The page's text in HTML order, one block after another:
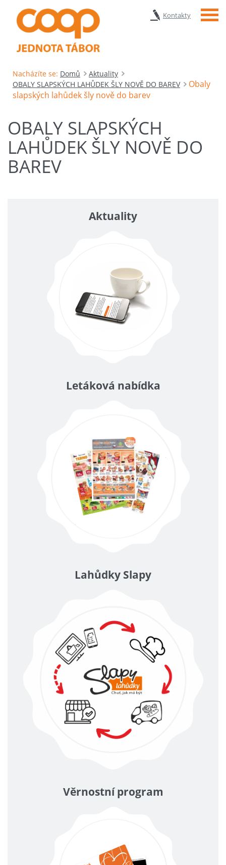
Kontakty Menu
Nacházíte se: Domů
Aktuality
OBALY SLAPSKÝCH LAHŮDEK ŠLY NOVĚ DO BAREV
Obaly
slapských lahůdek šly nově do barev
OBALY SLAPSKÝCH
LAHŮDEK ŠLY NOVĚ DO
BAREV
Aktuality
Letáková nabídka
Lahůdky Slapy
Věrnostní program